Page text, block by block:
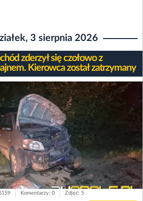
3 sierpnia 2026
zderzył się czołowo z
Kierowca został zatrzymany
Komentarzy: 0 Zdjęć: 5